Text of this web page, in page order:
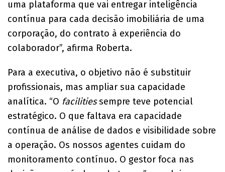
uma plataforma que vai entregar inteligência
contínua para cada decisão imobiliária de uma
corporação, do contrato à experiência do
colaborador”, afirma Roberta.
Para a executiva, o objetivo não é substituir
profissionais, mas ampliar sua capacidade
analítica. “O facilitiessempre teve potencial
estratégico. O que faltava era capacidade
contínua de análise de dados e visibilidade sobre
a operação. Os nossos agentes cuidam do
monitoramento contínuo. O gestor foca nas